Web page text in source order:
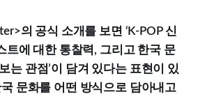
의 공식 소개를 보면 ‘K-POP 신
트에 대한 통찰력, 그리고 한국 문
는 관점’이 담겨 있다는 표현이 있
문화를 어떤 방식으로 담아내고